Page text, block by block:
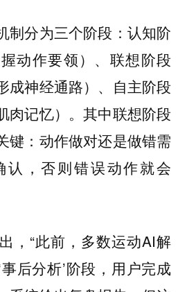
制分为三个阶段：认知阶
动作要领）、联想阶段
成神经通路）、自主阶段
肉记忆）。其中联想阶段
键：动作做对还是做错需
认，否则错误动作就会
，“此前，多数运动AI解
后分析’阶段，用户完成